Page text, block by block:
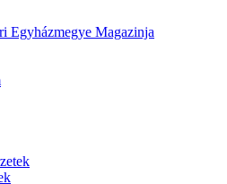
Egyházmegye Magazinja